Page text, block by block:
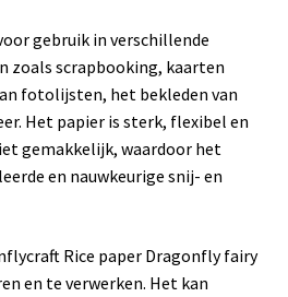
gebruik in verschillende
zoals scrapbooking, kaarten
fotolijsten, het bekleden van
Het papier is sterk, flexibel en
gemakkelijk, waardoor het
en nauwkeurige snij- en
Rice paper Dragonfly fairy
en te verwerken. Het kan